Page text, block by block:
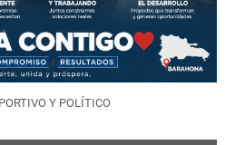
Y POLÍTICO